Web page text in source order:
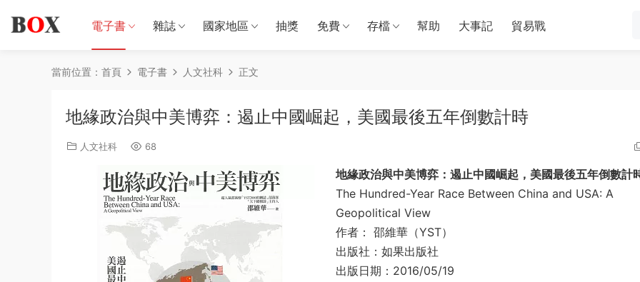
電子書 雜誌 國家地區 抽獎 免費 存檔 幫助 大事記 貿易戰
當前位置： 首頁 電子書 人文社科 正文
地緣政治與中美博弈：遏止中國崛起，美國最後五年倒數計時
人文社科 68
地緣政治與中美博弈：遏止中國崛起，美國最後五年倒數計
The Hundred-Year Race Between China and USA: A
Geopolitical View
作者： 邵維華（YST）
出版社：如果出版社
出版日期：2016/05/19